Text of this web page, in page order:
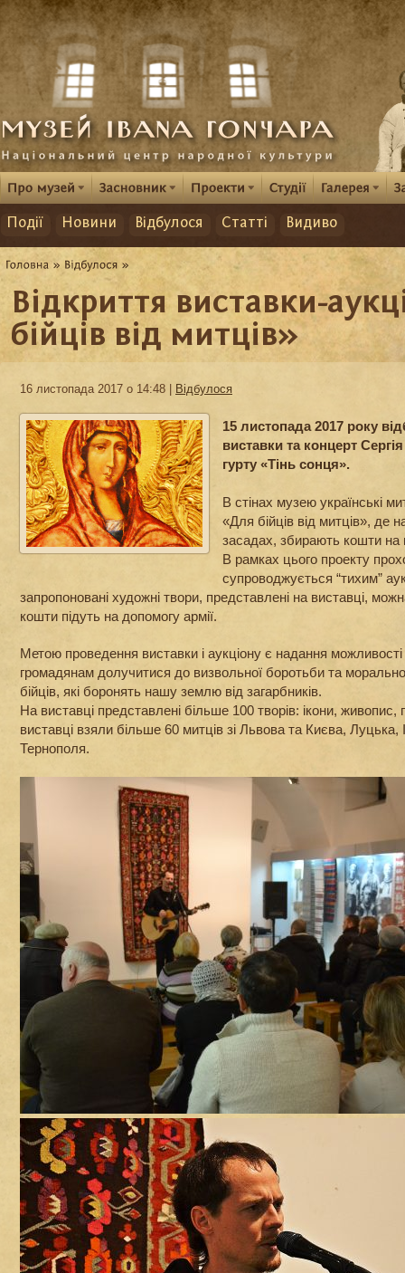
Події Новини Відбулося Статті Видиво
Відкриття виставки-
бійців від митців»
16 листопада 2017 о 14:48 | Відбулося
15 листопада 2017 року
виставки та концерт
гурту «Тінь сонця».
В стінах музею українські
«Для бійців від митців», де
засадах, збирають кошти
В рамках цього проекту
супроводжується “тихим”
запропоновані художні твори, представлені на виставці,
кошти підуть на допомогу армії.
Метою проведення виставки і аукціону є надання
громадянам долучитися до визвольної боротьби та
бійців, які боронять нашу землю від загарбників.
На виставці представлені більше 100 творів: ікони, живопис,
виставці взяли більше 60 митців зі Львова та Києва, Луцька,
Тернополя.